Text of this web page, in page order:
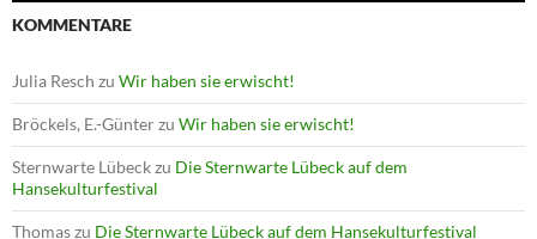
KOMMENTARE
Julia Resch zu Wir haben sie erwischt!
Bröckels, E.-Günterzu Wir haben sie erwischt!
Sternwarte Lübeckzu Die Sternwarte Lübeck auf dem
Hansekulturfestival
Thomaszu Die Sternwarte Lübeck auf dem Hansekulturfestival